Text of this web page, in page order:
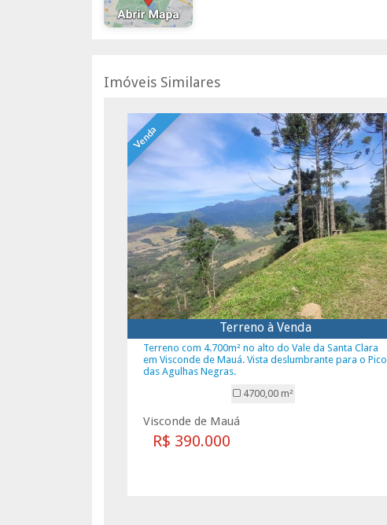
Imóveis Similares
Venda
Terreno à Venda
Terreno com 4.700m² no alto do Vale da Santa Clara
em Visconde de Mauá. Vista deslumbrante para o Pico
das Agulhas Negras.
4700,00 m²
Visconde de Mauá
R$ 390.000